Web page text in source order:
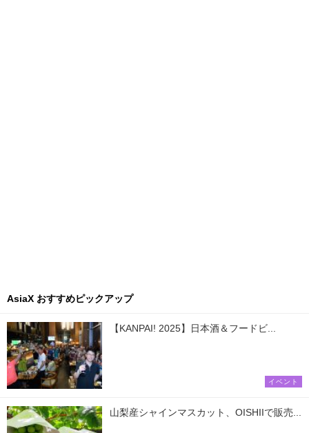
AsiaX おすすめピックアップ
【KANPAI! 2025】日本酒＆フードビ...
イベント
山梨産シャインマスカット、OISHIIで販売...